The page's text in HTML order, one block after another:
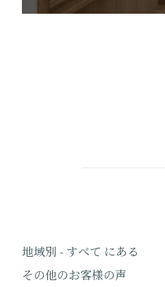
地域別 - すべて にある
その他のお客様の声